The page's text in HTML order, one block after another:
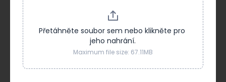
Přetáhněte soubor sem nebo klikněte pro
jeho nahrání.
Maximum file size: 67.11MB